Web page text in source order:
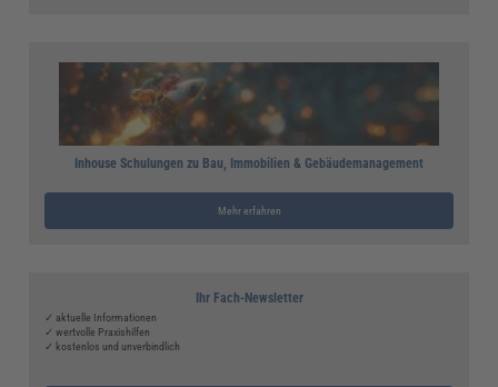
Inhouse Schulungen zu Bau, Immobilien & Gebäudemanagement
Mehr erfahren
Ihr Fach-Newsletter
✓ aktuelle Informationen
✓ wertvolle Praxishilfen
✓ kostenlos und unverbindlich